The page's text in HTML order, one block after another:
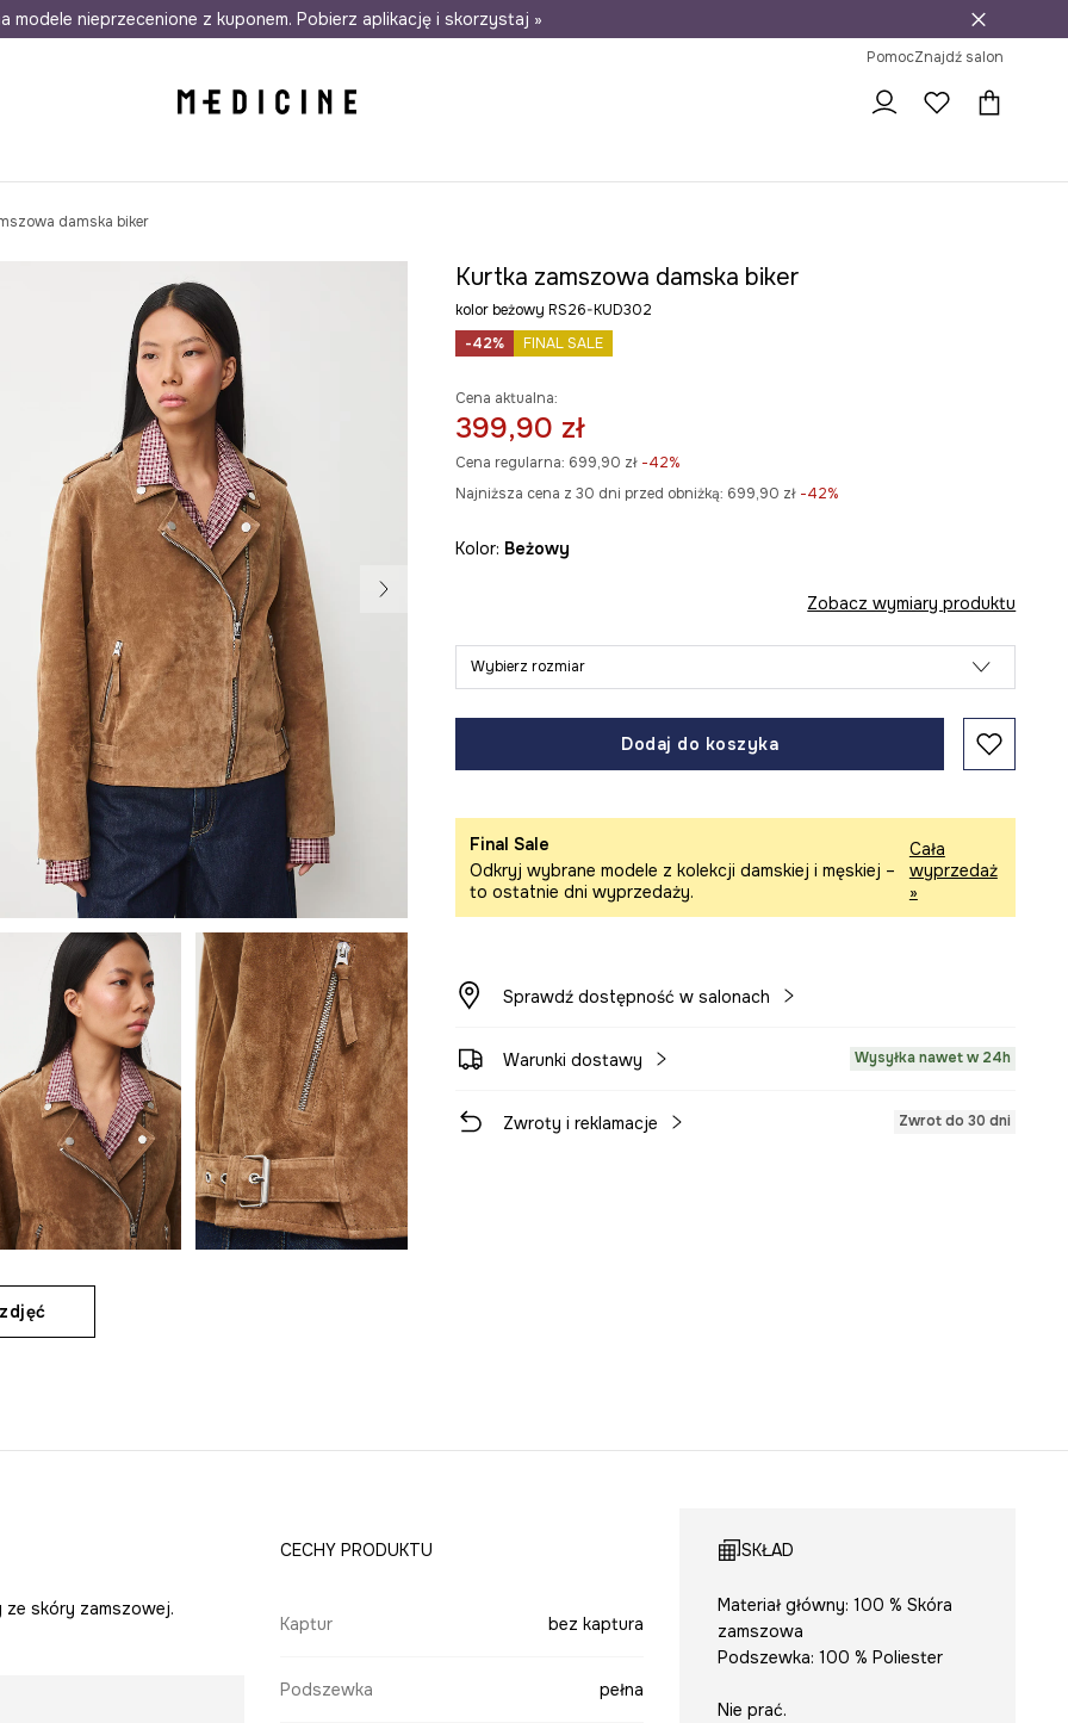
w 24h Darmowa dostawa do salonów 30 dni na zwrot
modele nieprzecenione z kuponem. Pobierz aplikację i skorzystaj »
PomocZnajdź salon
damska biker
Kurtka zamszowa damska biker
kolor beżowy RS26-KUD302
-42%
FINAL SALE
Cena aktualna:
399,90 zł
Cena regularna: 699,90 zł-42%
Najniższa cena z 30 dni przed obniżką: 699,90 zł -42%
Kolor: beżowy
Zobacz wymiary produktu
Wybierz rozmiar
Dodaj do koszyka
Final Sale
Odkryj wybrane modele z kolekcji damskiej i męskiej –
to ostatnie dni wyprzedaży.
Cała
wyprzedaż
»
Sprawdź dostępność w salonach
Warunki dostawy Wysyłka nawet w 24h
Zwroty i reklamacje Zwrot do 30 dni
ze skóry zamszowej.
CECHY PRODUKTU
Kaptur bez kaptura
Podszewka pełna
SKŁAD
Materiał główny: 100 % Skóra
zamszowa
Podszewka: 100 % Poliester
Nie prać.